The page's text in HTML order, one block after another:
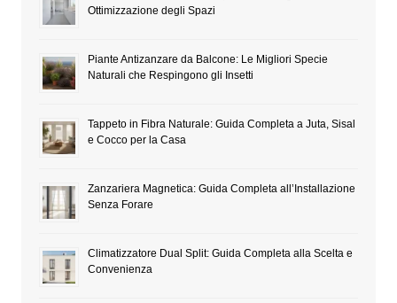
Ottimizzazione degli Spazi
Piante Antizanzare da Balcone: Le Migliori Specie
Naturali che Respingono gli Insetti
Tappeto in Fibra Naturale: Guida Completa a Juta, Sisal
e Cocco per la Casa
Zanzariera Magnetica: Guida Completa all’Installazione
Senza Forare
Climatizzatore Dual Split: Guida Completa alla Scelta e
Convenienza